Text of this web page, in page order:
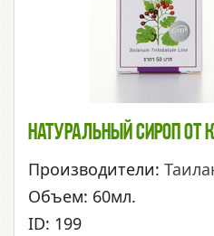
Натуральный Сироп От
Производители:
Объем: 60мл.
ID: 199